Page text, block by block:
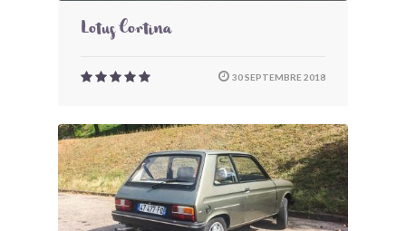
Lotus Cortina
30 SEPTEMBRE 2018